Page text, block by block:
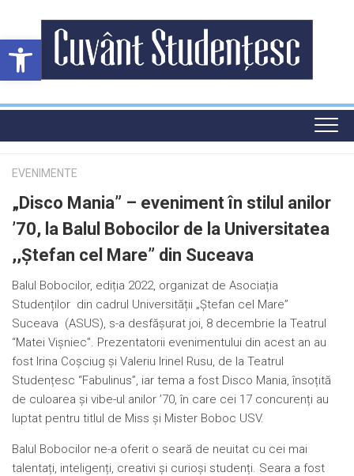
Deschide bara de unelte
content
EVENIMENTE
„Disco Mania” – eveniment în stilul anilor
’70, la Balul Bobocilor de la Universitatea
,,Ștefan cel Mare” din Suceava
Balul Bobocilor, ediția 2022, organizat de Asociația
Studenților din cadrul Universității „Ștefan cel Mare”
Suceava (ASUS), s-a desfășurat joi, 8 decembrie la Teatrul
“Matei Vișniec”. Prezentatorii evenimentului din acest an au
fost Irina Coșciug și Valeriu Irinel Rusu, de la Teatrul
Studențesc “Fabulinus”, iar tema a fost Disco Mania, însoțită
de culoarea și vibe-ul anilor ’70, în care cei 17 concurenți au
luptat pentru titlul de Miss și Mister Boboc USV.
Balul Bobocilor ne-a oferit o seară de neuitat cu cei mai
talentați, inteligenți, creativi și curioși studenți. Seara a fost